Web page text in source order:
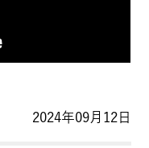
2024年09月12日